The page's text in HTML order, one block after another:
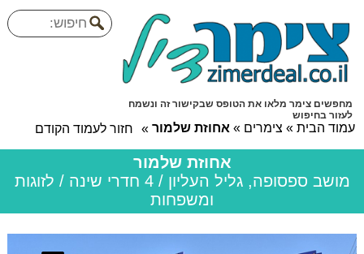
מחפשים צימר מלאו את הטופס שבקישור זה ונשמח
לעזור בחיפוש
עמוד הבית » צימרים » אחוזת שלמור » חזור לעמוד הקודם
אחוזת שלמור
מושב ספסופה, גליל העליון / 4 חדרי שינה / לזוגות
ומשפחות